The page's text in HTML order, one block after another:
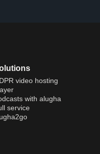
video hosting
with alugha
service